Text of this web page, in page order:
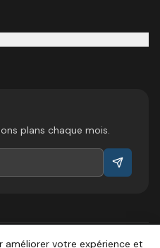
plans chaque mois.
améliorer votre expérience et